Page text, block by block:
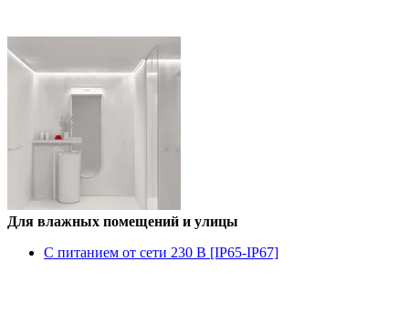
Для влажных помещений и улицы
С питанием от сети 230 В [IP65-IP67]